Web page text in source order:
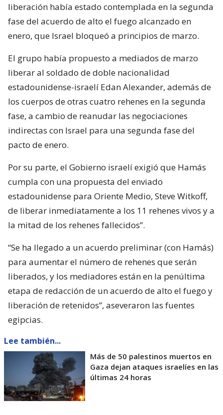
liberación había estado contemplada en la segunda
fase del acuerdo de alto el fuego alcanzado en
enero, que Israel bloqueó a principios de marzo.
El grupo había propuesto a mediados de marzo
liberar al soldado de doble nacionalidad
estadounidense-israelí Edan Alexander, además de
los cuerpos de otras cuatro rehenes en la segunda
fase, a cambio de reanudar las negociaciones
indirectas con Israel para una segunda fase del
pacto de enero.
Por su parte, el Gobierno israelí exigió que Hamás
cumpla con una propuesta del enviado
estadounidense para Oriente Medio, Steve Witkoff,
de liberar inmediatamente a los 11 rehenes vivos y a
la mitad de los rehenes fallecidos”.
“Se ha llegado a un acuerdo preliminar (con Hamás)
para aumentar el número de rehenes que serán
liberados, y los mediadores están en la penúltima
etapa de redacción de un acuerdo de alto el fuego y
liberación de retenidos”, aseveraron las fuentes
egipcias.
Lee también...
Más de 50 palestinos muertos en
Gaza dejan ataques israelíes en las
últimas 24 horas